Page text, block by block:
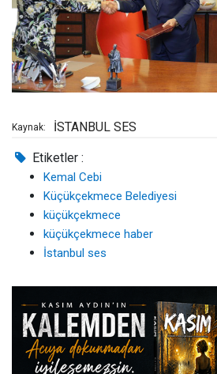
Kaynak: İSTANBUL SES
Etiketler :
Kemal Cebi
Küçükçekmece Belediyesi
küçükçekmece
küçükçekmece haber
İstanbul ses